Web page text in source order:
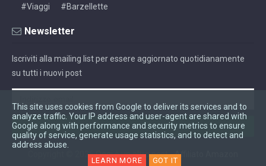
#Viaggi
#Barzellette
Newsletter
Iscriviti alla mailing list per essere aggiornato quotidianamente
su tutti i nuovi post
2026Oggi è un altro post-Affiliato Amazon
This site uses cookies from Google to deliver its services and to
analyze traffic. Your IP address and user-agent are shared with
Google along with performance and security metrics to ensure
quality of service, generate usage statistics, and to detect and
address abuse.
LEARN MORE GOT IT